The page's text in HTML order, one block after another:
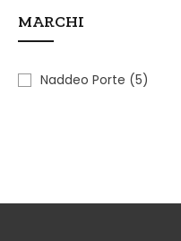
MARCHI
Naddeo Porte (5)